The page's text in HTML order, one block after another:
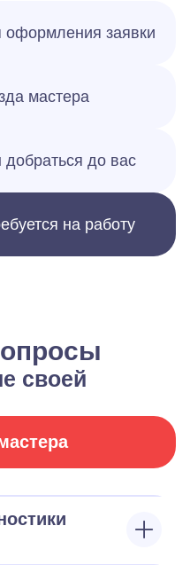
оформления заявки
мастера
до вас
на работу
своей